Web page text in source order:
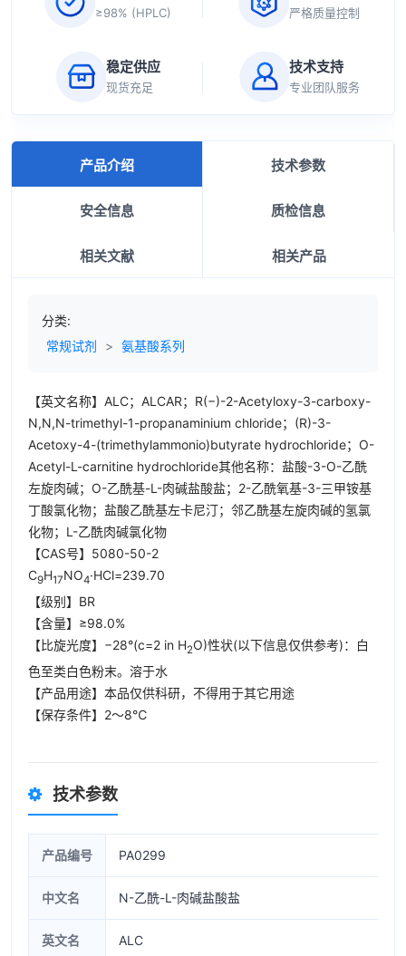
≥98% (HPLC) 严格质量控制
稳定供应
现货充足
技术支持
专业团队服务
产品介绍 技术参数
安全信息 质检信息
相关文献 相关产品
分类:
常规试剂
> 氨基酸系列
【英文名称】ALC；ALCAR；R(−)-2-Acetyloxy-3-carboxy-
N,N,N-trimethyl-1-propanaminium chloride；(R)-3-
Acetoxy-4-(trimethylammonio)butyrate hydrochloride；O-
Acetyl-L-carnitine hydrochloride其他名称：盐酸-3-O-乙酰
左旋肉碱；O-乙酰基-L-肉碱盐酸盐；2-乙酰氧基-3-三甲铵基
丁酸氯化物；盐酸乙酰基左卡尼汀；邻乙酰基左旋肉碱的氢氯
化物；L-乙酰肉碱氯化物
【CAS号】5080-50-2
C9H17NO4·HCl=239.70
【级别】BR
【含量】≥98.0%
【比旋光度】−28°(c=2 in H2O)性状(以下信息仅供参考)：白
色至类白色粉末。溶于水
【产品用途】本品仅供科研，不得用于其它用途
【保存条件】2～8℃
技术参数
产品编号 PA0299
中文名 N-乙酰-L-肉碱盐酸盐
英文名 ALC